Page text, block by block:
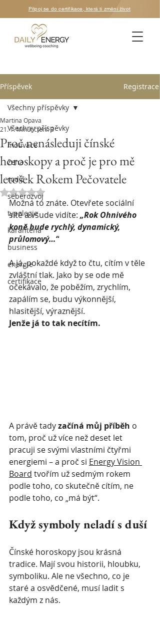
Připoj se do certifikace, která ti změní život
Příspěvek Registrace
Všechny příspěvky
motivace
žena
rodič
seberozvoj
typologie
karanténa
business
energie
certifikace
Všechny příspěvky
Proč nenásleduji čínské
horoskopy a proč je pro mě
letošek Rokem Pečovatele
Martina Opava
21. 1. Minut čtení: 3
Hodnoceno NaN z 5 hvězdiček.
Možná to znáte. Otevřete sociální
sítě a všude vidíte: „Rok Ohnivého
koně bude rychlý, dynamický,
průlomový…“
A já, pokaždé když to čtu, cítím v těle
zvláštní tlak. Jako by se ode mě
očekávalo, že poběžím, zrychlím,
zapálím se, budu výkonnější,
hlasitější, výraznější.
Jenže já to tak necítím.
A právě tady začíná můj příběh o
tom, proč už více než deset let
pracuji se svými vlastními čtyřmi
energiemi – a proč si Energy Vision
Board tvořím už sedmým rokem
podle toho, co skutečně cítím, ne
podle toho, co „má být“.
Když symboly neladí s duší
Čínské horoskopy jsou krásná
tradice. Mají svou historii, hloubku,
symboliku. Ale ne všechno, co je
staré a osvědčené, musí ladit s
každým z nás.